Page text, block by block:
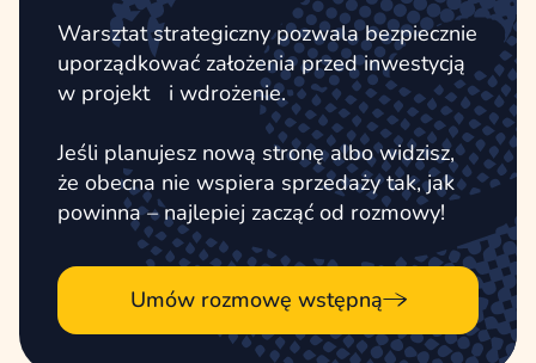
Warsztat strategiczny pozwala bezpiecznie
uporządkować założenia przed inwestycją
w projekt i wdrożenie.
Jeśli planujesz nową stronę albo widzisz,
że obecna nie wspiera sprzedaży tak, jak
powinna – najlepiej zacząć od rozmowy!
Umów rozmowę wstępną